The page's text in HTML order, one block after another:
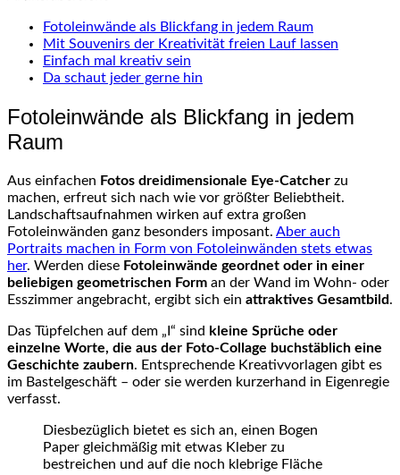
Fotoleinwände als Blickfang in jedem Raum
Mit Souvenirs der Kreativität freien Lauf lassen
Einfach mal kreativ sein
Da schaut jeder gerne hin
Fotoleinwände als Blickfang in jedem
Raum
Aus einfachen Fotos dreidimensionale Eye-Catcher zu
machen, erfreut sich nach wie vor größter Beliebtheit.
Landschaftsaufnahmen wirken auf extra großen
Fotoleinwänden ganz besonders imposant. Aber auch
Portraits machen in Form von Fotoleinwänden stets etwas
her. Werden diese Fotoleinwände geordnet oder in einer
beliebigen geometrischen Form an der Wand im Wohn- oder
Esszimmer angebracht, ergibt sich ein attraktives Gesamtbild.
Das Tüpfelchen auf dem „I“ sind kleine Sprüche oder
einzelne Worte, die aus der Foto-Collage buchstäblich eine
Geschichte zaubern. Entsprechende Kreativvorlagen gibt es
im Bastelgeschäft – oder sie werden kurzerhand in Eigenregie
verfasst.
Diesbezüglich bietet es sich an, einen Bogen
Paper gleichmäßig mit etwas Kleber zu
bestreichen und auf die noch klebrige Fläche